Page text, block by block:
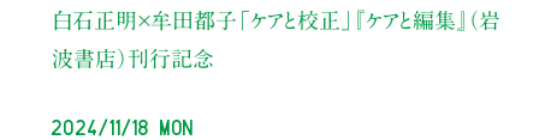
白石正明×牟田都子 「ケアと校正」
『ケアと編集』（岩
波書店）刊行記念
2024/11/18 Mon